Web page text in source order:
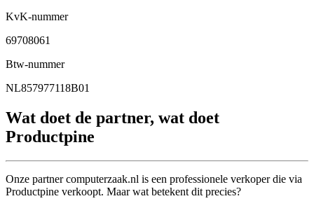
KvK-nummer
69708061
Btw-nummer
NL857977118B01
Wat doet de partner, wat doet
Productpine
Onze partner computerzaak.nl is een professionele verkoper die via
Productpine verkoopt. Maar wat betekent dit precies?